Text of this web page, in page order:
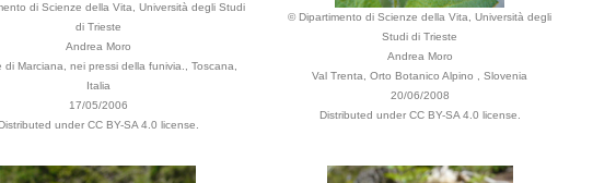
di Scienze della Vita, Università degli Studi
di Trieste
Andrea Moro
di Marciana, nei pressi della funivia., Toscana,
Italia
17/05/2006
under CC BY-SA 4.0 license.
© Dipartimento di Scienze della Vita, Università degli
Studi di Trieste
Andrea Moro
Val Trenta, Orto Botanico Alpino , Slovenia
20/06/2008
Distributed under CC BY-SA 4.0 license.